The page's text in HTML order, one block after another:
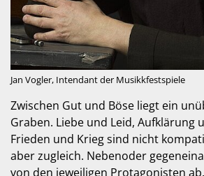
Jan Vogler, Intendant der Musikkfestspiele
Zwischen Gut und Böse liegt ein
Graben. Liebe und Leid, Aufklärung
Frieden und Krieg sind nicht
aber zugleich. Nebenoder
von den jeweiligen Protagonisten